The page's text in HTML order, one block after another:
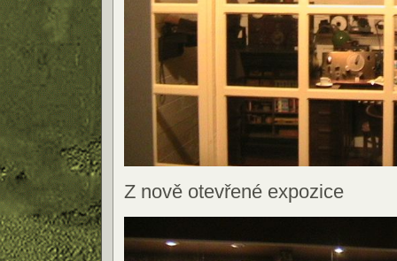
Z nově otevřené expozice